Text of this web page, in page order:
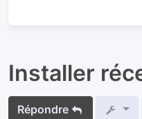
Installer
Répondre